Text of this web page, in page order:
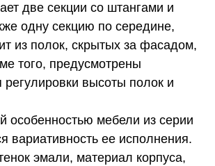
две секции со штангами и
одну секцию по середине,
из полок, скрытых за фасадом,
того, предусмотрены
регулировки высоты полок и
особенностью мебели из серии
вариативность ее исполнения.
эмали, материал корпуса,